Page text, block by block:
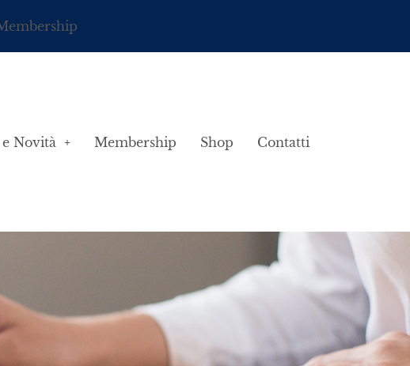
Novità Membership Shop Contatti